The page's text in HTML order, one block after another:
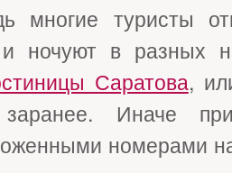
многие туристы
ночуют в разных
Саратова,
Иначе
номерами